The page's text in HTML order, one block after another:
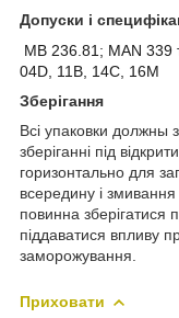
Допуски і
MB 236.81; MAN 339
04D, 11B, 14C, 16M
Зберігання
Всі упаковки должны
зберіганні під
горизонтально для
всередину і
повинна
піддаватися впливу
заморожування.
Приховати